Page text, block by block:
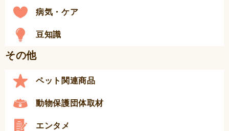
病気・ケア
豆知識
その他
ペット関連商品
動物保護団体取材
エンタメ